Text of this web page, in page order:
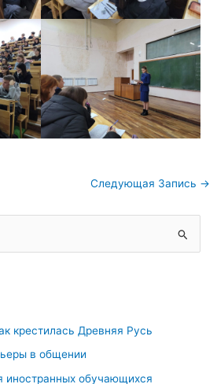
Следующая Запись →
крестилась Древняя Русь
в общении
иностранных обучающихся